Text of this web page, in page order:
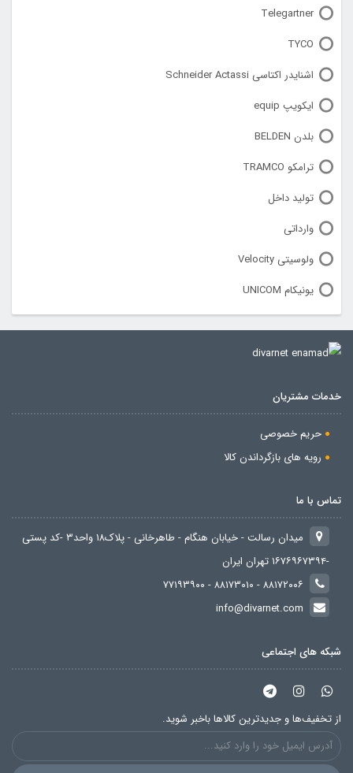
Telegartner
TYCO
اشنایدر اکتاسی Schneider Actassi
ایکویپ equip
بلدن BELDEN
ترامکو TRAMCO
تولید داخل
وارداتی
ولوسیتی Velocity
یونیکام UNICOM
خدمات مشتریان
حریم خصوصی
رویه های بازگرداندن کالا
تماس با ما
میدان رسالت - خیابان هنگام - طاهرخانی - پلاک۱۸ واحد۳ -کد پستی
-۱۶۷۶۹۶۷۳۹۴ تهران ایران
۸۸۱۷۲۰۰۶ - ۸۸۱۷۳۰۱۰ - ۷۷۱۹۳۹۰۰
info@divarnet.com
شبکه های اجتماعی
از تخفیف‌ها و جدیدترین‌ کالاها باخبر شوید.